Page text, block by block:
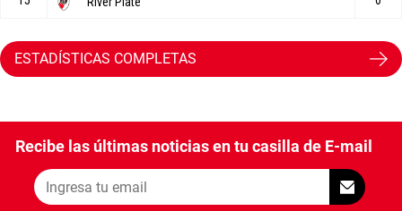
ESTADÍSTICAS COMPLETAS
Recibe las últimas noticias en tu casilla de E-mail